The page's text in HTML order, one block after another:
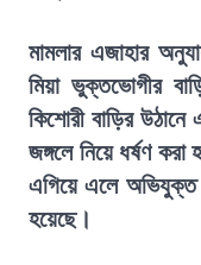
মামলার এজাহার
মিয়া ভুক্তভোগীর
কিশোরী বাড়ির
জঙ্গলে নিয়ে ধর্ষণ
এগিয়ে এলে অভিযুক্ত
হয়েছে।